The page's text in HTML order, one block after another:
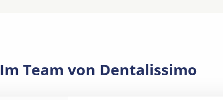
Im Team von Dentalissimo